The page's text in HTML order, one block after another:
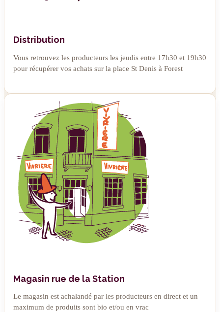
Distribution
Vous retrouvez les producteurs les jeudis entre 17h30 et 19h30
pour récupérer vos achats sur la place St Denis à Forest
Magasin rue de la Station
Le magasin est achalandé par les producteurs en direct et un
maximum de produits sont bio et/ou en vrac